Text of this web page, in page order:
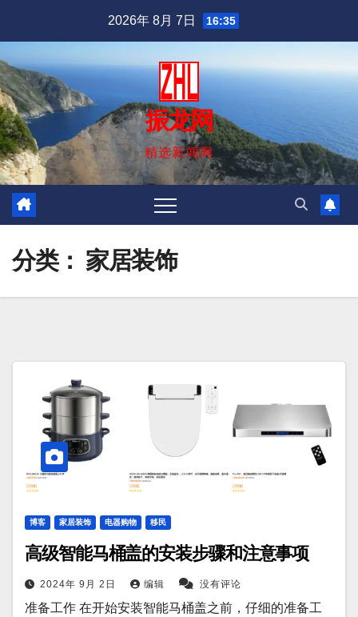
内
容
2026年 8月 7日 16:35
振龙网
精选新闻网
分类： 家居装饰
博客 家居装饰 电器购物 移民
高级智能马桶盖的安装步骤和注意事项
2024年 9月 2日 编辑 没有评论
准备工作 在开始安装智能马桶盖之前，仔细的准备工